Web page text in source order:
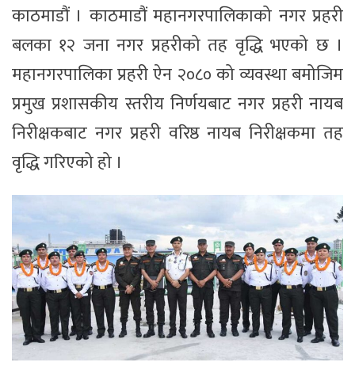
काठमाडौं । काठमाडौं महानगरपालिकाको नगर प्रहरी
बलका १२ जना नगर प्रहरीको तह वृद्धि भएको छ ।
महानगरपालिका प्रहरी ऐन २०८० को व्यवस्था बमोजिम
प्रमुख प्रशासकीय स्तरीय निर्णयबाट नगर प्रहरी नायब
निरीक्षकबाट नगर प्रहरी वरिष्ठ नायब निरीक्षकमा तह
वृद्धि गरिएको हो ।